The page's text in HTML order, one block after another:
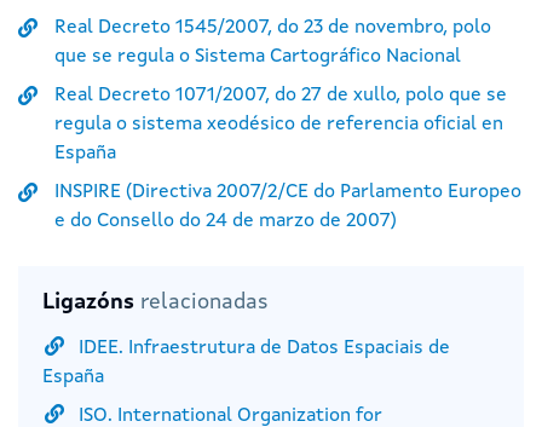
Real Decreto 1545/2007, do 23 de novembro, polo
que se regula o Sistema Cartográfico Nacional
Real Decreto 1071/2007, do 27 de xullo, polo que se
regula o sistema xeodésico de referencia oficial en
España
INSPIRE (Directiva 2007/2/CE do Parlamento Europeo
e do Consello do 24 de marzo de 2007)
Ligazóns relacionadas
IDEE. Infraestrutura de Datos Espaciais de
España
ISO. International Organization for